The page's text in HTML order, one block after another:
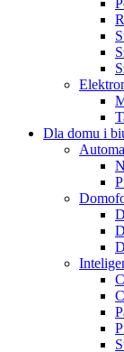
Dla domu i